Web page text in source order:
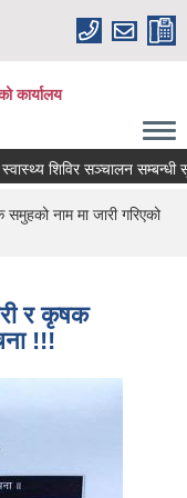
कार्यालय
शिविर सञ्चालन सम्बन्धी
नाम मा जारी गरिएको
र कृषक
!!!